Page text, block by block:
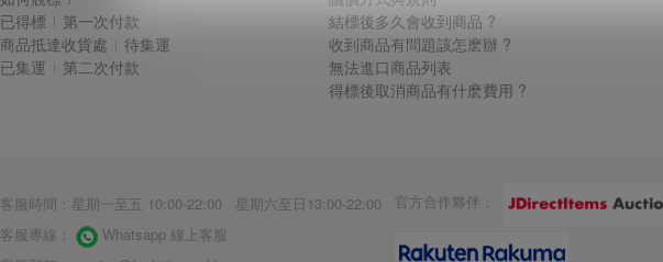
每人單一帳號每日只可簽到1次，逾期不得補簽。
已得標
第一次付款
商品抵達收貨處
待集運
已集運
第二次付款
結標後多久會收到商品 ?
收到商品有問題該怎麽辦 ?
無法進口商品列表
得標後取消商品有什麽費用 ?
客服時間：星期一至五 10:00-22:00 星期六至日13:00-22:00
客服專線：
Whatsapp 線上客服
官方合作夥伴：